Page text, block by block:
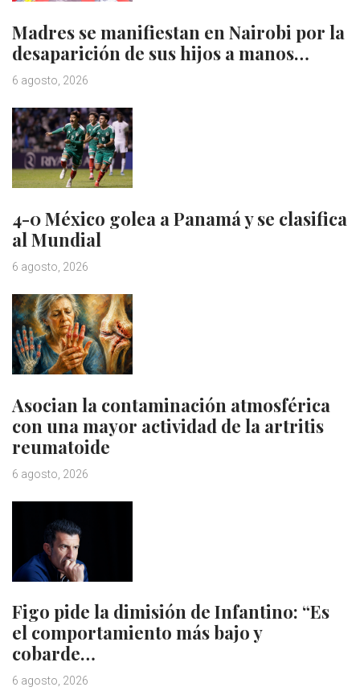
Madres se manifiestan en Nairobi por la
desaparición de sus hijos a manos…
6 agosto, 2026
4-0 México golea a Panamá y se clasifica
al Mundial
6 agosto, 2026
Asocian la contaminación atmosférica
con una mayor actividad de la artritis
reumatoide
6 agosto, 2026
Figo pide la dimisión de Infantino: “Es
el comportamiento más bajo y
cobarde…
6 agosto, 2026